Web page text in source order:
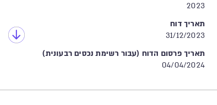
2023
תאריך דוח
31/12/2023
תאריך פרסום הדוח (עבור רשימת נכסים רבעונית)
04/04/2024